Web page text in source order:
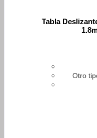
Tabla
Otro